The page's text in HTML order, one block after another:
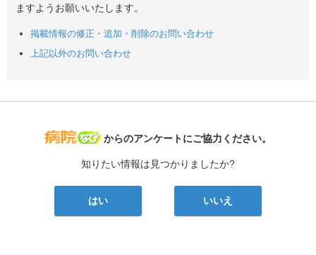
ますようお願いいたします。
掲載情報の修正・追加・削除のお問い合わせ
上記以外のお問い合わせ
病院なび
からのアンケートにご協力ください。
知りたい情報は見つかりましたか?
はい いいえ